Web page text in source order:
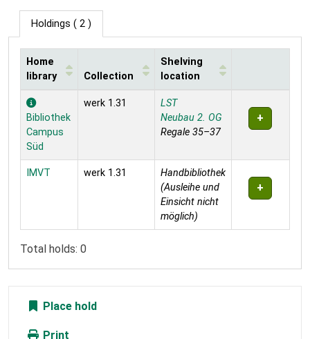
Holdings ( 2 )
Holdings
Home
library
Collection
Shelving
location
Bibliothek
Campus
Süd
werk 1.31
LST
Neubau 2. OG
Regale 35–37
IMVT werk 1.31
Handbibliothek
(Ausleihe und
Einsicht nicht
möglich)
Total holds: 0
Place hold
Print